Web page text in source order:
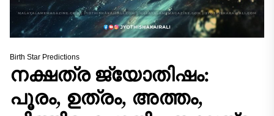
Birth Star Predictions
നക്ഷത്ര ജ്യോതിഷം:
പൂരം, ഉത്രം, അത്തം,